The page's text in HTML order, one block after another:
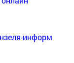
информ